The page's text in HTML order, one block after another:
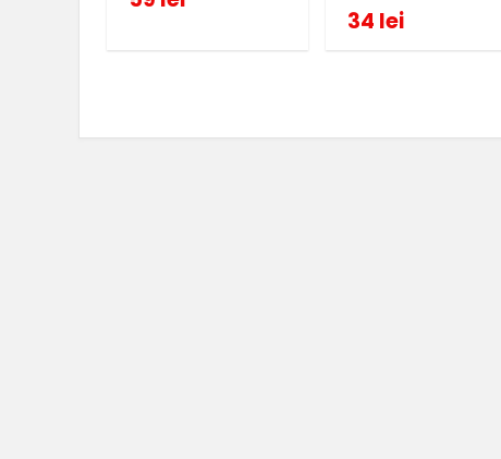
34 lei